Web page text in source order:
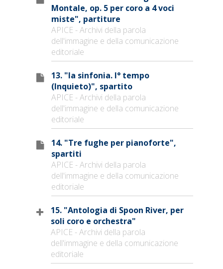
Montale, op. 5 per coro a 4 voci
miste", partiture
APICE - Archivi della parola
dell'immagine e della comunicazione
editoriale
13. "Ia sinfonia. I° tempo
(Inquieto)", spartito
APICE - Archivi della parola
dell'immagine e della comunicazione
editoriale
14. "Tre fughe per pianoforte",
spartiti
APICE - Archivi della parola
dell'immagine e della comunicazione
editoriale
15. "Antologia di Spoon River, per
soli coro e orchestra"
APICE - Archivi della parola
dell'immagine e della comunicazione
editoriale